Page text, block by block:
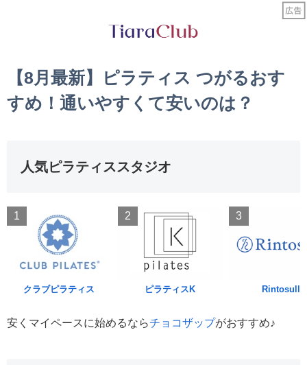
【8月最新】ピラティス つがるおす
すめ！通いやすくて安いのは？
人気ピラティススタジオ
1
クラブピラティス
2
ピラティスK
3
Rintosull
安くマイペースに始めるならチョコザップがおすすめ♪